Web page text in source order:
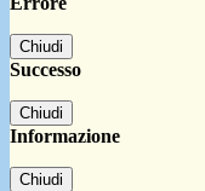
Chiudi
Successo
Chiudi
Informazione
Chiudi